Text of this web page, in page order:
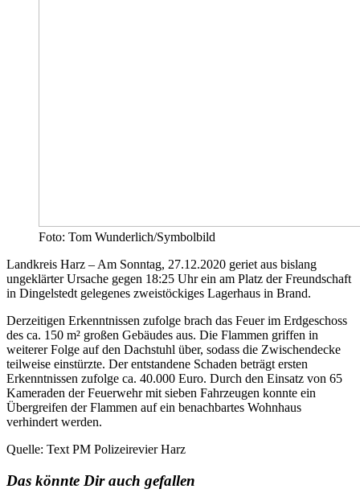
Foto: Tom Wunderlich/Symbolbild
Landkreis Harz – Am Sonntag, 27.12.2020 geriet aus bislang
ungeklärter Ursache gegen 18:25 Uhr ein am Platz der Freundschaft
in Dingelstedt gelegenes zweistöckiges Lagerhaus in Brand.
Derzeitigen Erkenntnissen zufolge brach das Feuer im Erdgeschoss
des ca. 150 m² großen Gebäudes aus. Die Flammen griffen in
weiterer Folge auf den Dachstuhl über, sodass die Zwischendecke
teilweise einstürzte. Der entstandene Schaden beträgt ersten
Erkenntnissen zufolge ca. 40.000 Euro. Durch den Einsatz von 65
Kameraden der Feuerwehr mit sieben Fahrzeugen konnte ein
Übergreifen der Flammen auf ein benachbartes Wohnhaus
verhindert werden.
Quelle: Text PM Polizeirevier Harz
Das könnte Dir auch gefallen